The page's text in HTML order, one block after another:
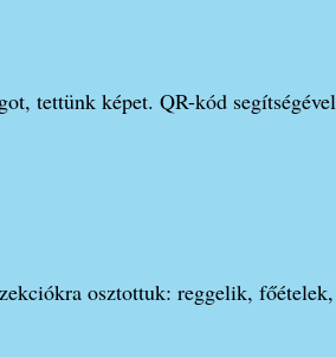
tettünk képet. QR-kód
osztottuk: reggelik,